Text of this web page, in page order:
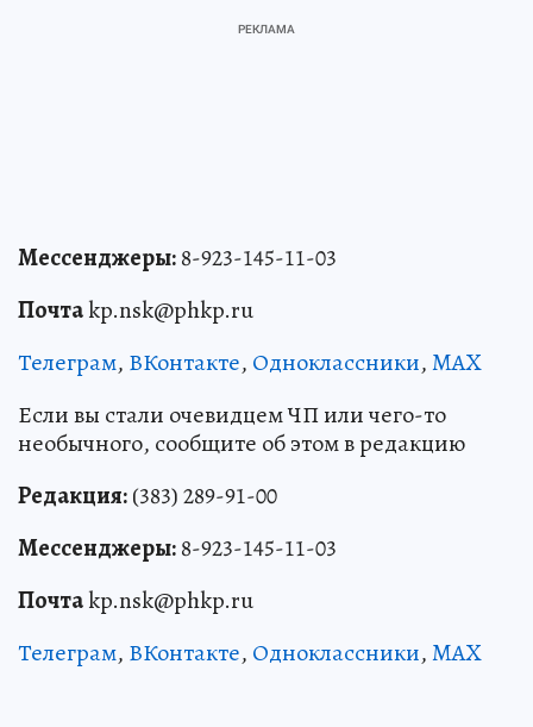
Мессенджеры:8-923-145-11-03
Почтаkp.nsk@phkp.ru
Телеграм, ВКонтакте, Одноклассники,MAX
Если вы стали очевидцем ЧП или чего-то
необычного, сообщите об этом в редакцию
Редакция:(383) 289-91-00
Мессенджеры:8-923-145-11-03
Почтаkp.nsk@phkp.ru
Телеграм, ВКонтакте, Одноклассники,MAX